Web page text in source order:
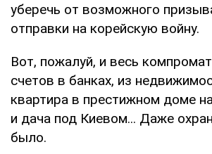
уберечь от возможного
отправки на корейскую войну.
Вот, пожалуй, и весь
счетов в банках, из
квартира в престижном доме
и дача под Киевом... Даже
было.